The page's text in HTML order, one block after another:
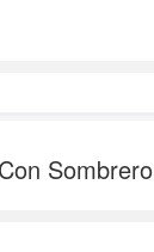
Sombrero